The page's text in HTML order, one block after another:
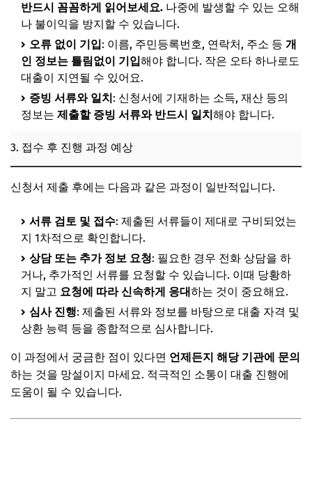
반드시 꼼꼼하게 읽어보세요. 나중에 발생할 수 있는 오해
나 불이익을 방지할 수 있습니다.
오류 없이 기입: 이름, 주민등록번호, 연락처, 주소 등 개
인 정보는 틀림없이 기입해야 합니다. 작은 오타 하나로도
대출이 지연될 수 있어요.
증빙 서류와 일치 : 신청서에 기재하는 소득, 재산 등의
정보는 제출할 증빙 서류와 반드시 일치 해야 합니다.
3. 접수 후 진행 과정 예상
신청서 제출 후에는 다음과 같은 과정이 일반적입니다.
서류 검토 및 접수: 제출된 서류들이 제대로 구비되었는
지 1차적으로 확인합니다.
상담 또는 추가 정보 요청: 필요한 경우 전화 상담을 하
거나, 추가적인 서류를 요청할 수 있습니다. 이때 당황하
지 말고 요청에 따라 신속하게 응대하는 것이 중요해요.
심사 진행: 제출된 서류와 정보를 바탕으로 대출 자격 및
상환 능력 등을 종합적으로 심사합니다.
이 과정에서 궁금한 점이 있다면 언제든지 해당 기관에 문의
하는 것을 망설이지 마세요. 적극적인 소통이 대출 진행에
도움이 될 수 있습니다.